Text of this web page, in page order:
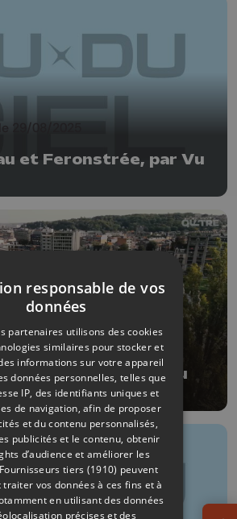
29/08/2025
et Feronstrée, par Vu
le 17/08/2025
la Meuse, par Vu du
responsable de vos
données
partenaires utilisons des cookies
similaires pour stocker et
informations sur votre appareil
données personnelles, telles que
IP, des identifiants uniques et
de navigation, afin de proposer
et du contenu personnalisés,
publicités et le contenu, obtenir
d’audience et améliorer les
Fournisseurs tiers (1910) peuvent
vos données à ces fins et à
en utilisant des données
précises et des